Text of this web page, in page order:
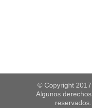
© Copyright 2017
Algunos derechos
reservados.